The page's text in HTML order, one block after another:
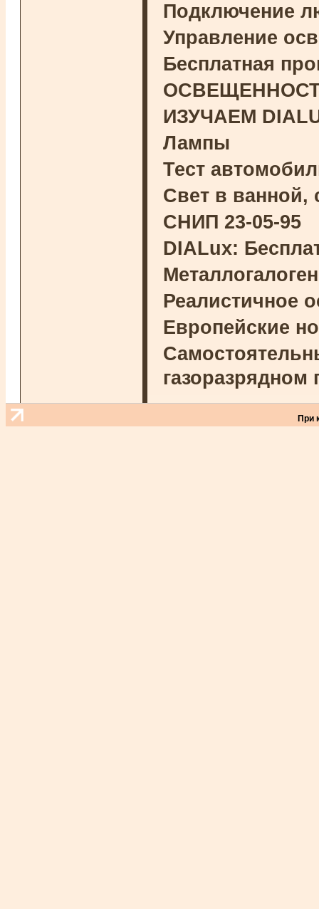
Подключение
Управление
Бесплатная
ОСВЕЩЕННОСТЬ
ИЗУЧАЕМ
Лампы
Тест
Свет в ванной,
СНИП 23-05-95
DIALux:
Реалистичное
Европейские
При